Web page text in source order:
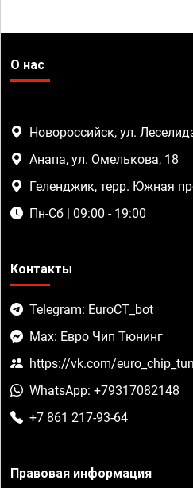
О нас
Новороссийск, ул.
Анапа, ул. Омелькова, 18
Геленджик, терр. Южная
Пн-Сб | 09:00 - 19:00
Контакты
Telegram: EuroCT_bot
Max: Евро Чип Тюнинг
https://vk.com/
WhatsApp: +79317082148
+7 861 217-93-64
Правовая информация